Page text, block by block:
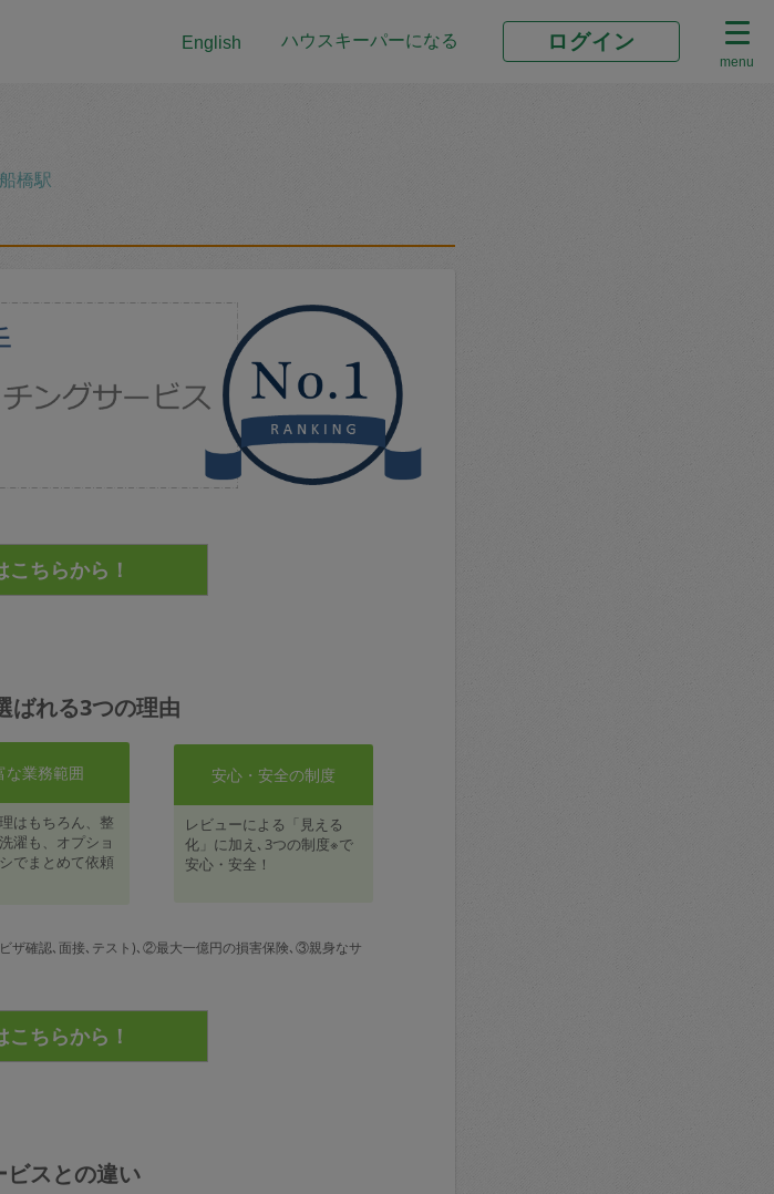
English ハウスキーパーになる ログイン
menu
橋駅
ばれる3つの理由
な業務範囲
はもちろん、整
濯も、オプショ
でまとめて依頼
安心・安全の制度
レビューによる「見える
化」に加え､3つの制度※で
安心・安全！
ザ確認､面接､テスト)､②最大一億円の損害保険､③親身なサ
ビスとの違い